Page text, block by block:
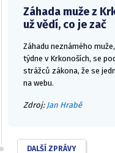
Záhada muže z
už vědí, co je zač
Záhadu neznámého
týdne v Krkonoších, se
strážců zákona, že se
na webu.
Zdroj: Jan Hrabě
DALŠÍ ZPRÁVY